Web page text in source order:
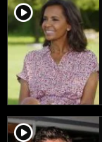
player2
player2